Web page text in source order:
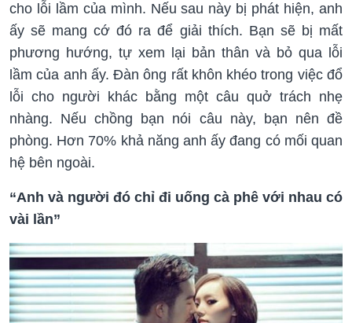
cho lỗi lầm của mình. Nếu sau này bị phát hiện, anh
ấy sẽ mang cớ đó ra để giải thích. Bạn sẽ bị mất
phương hướng, tự xem lại bản thân và bỏ qua lỗi
lầm của anh ấy. Đàn ông rất khôn khéo trong việc đổ
lỗi cho người khác bằng một câu quở trách nhẹ
nhàng. Nếu chồng bạn nói câu này, bạn nên đề
phòng. Hơn 70% khả năng anh ấy đang có mối quan
hệ bên ngoài.
“Anh và người đó chỉ đi uống cà phê với nhau có
vài lần”